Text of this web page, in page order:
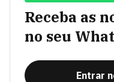
Receba as
no seu
Entrar